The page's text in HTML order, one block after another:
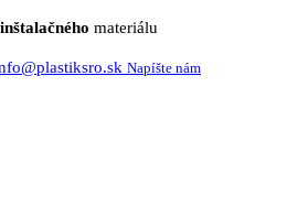
materiálu
Napíšte nám